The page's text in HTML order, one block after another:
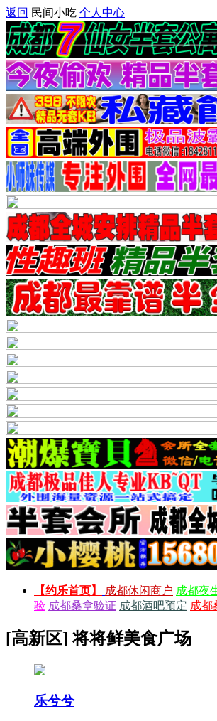
返回 民间小吃 个人中心
【约乐首页】 成都休闲商户 成都夜
验 成都桑拿验证 成都酒吧预定 成都
[高新区] 将将鲜美食广场
乐兮兮